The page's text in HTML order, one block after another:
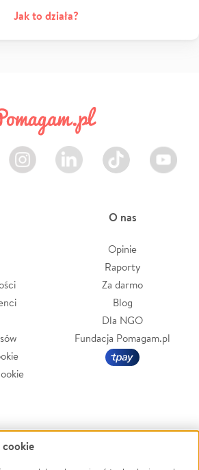
Jak to działa?
Instagram LinkedIn TikTok Youtube
O nas
Opinie
Raporty
Za darmo
Blog
Dla NGO
Fundacja Pomagam.pl